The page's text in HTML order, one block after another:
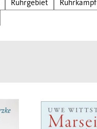
Ruhrgebiet Ruhrkampf